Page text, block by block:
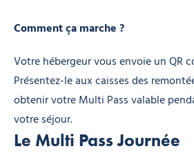
Comment ça marche ?
Votre hébergeur vous envoie un QR
Présentez-le aux caisses des
obtenir votre Multi Pass valable
votre séjour.
Le Multi Pass Journée